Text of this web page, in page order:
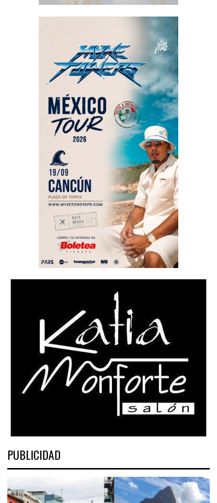
PUBLICIDAD